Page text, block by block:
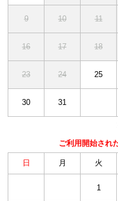
9 10 11
16 17 18
23 24 25
30 31
日 月 火
1